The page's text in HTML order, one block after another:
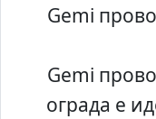
Gemi
Gemi
ограда е